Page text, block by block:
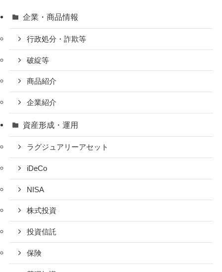
企業・商品情報
行政処分・詐欺等
破綻等
商品紹介
企業紹介
資産形成・運用
ラグジュアリーアセット
iDeCo
NISA
株式投資
投資信託
保険